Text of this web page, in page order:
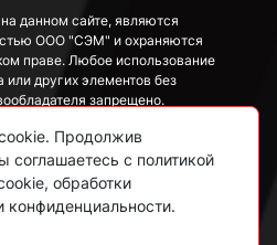
данном сайте, являются
ООО "СЭМ" и охраняются
праве. Любое использование
или других элементов без
запрещено.
сайте, носит исключительно
может рассматриваться как
со ст. 437 ГК РФ.
Продолжив
соглашаетесь с политикой
обработки